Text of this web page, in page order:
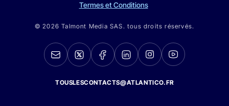
Termes et Conditions
© 2026 Talmont Media SAS. tous droits réservés.
TOUSLESCONTACTS@ATLANTICO.FR